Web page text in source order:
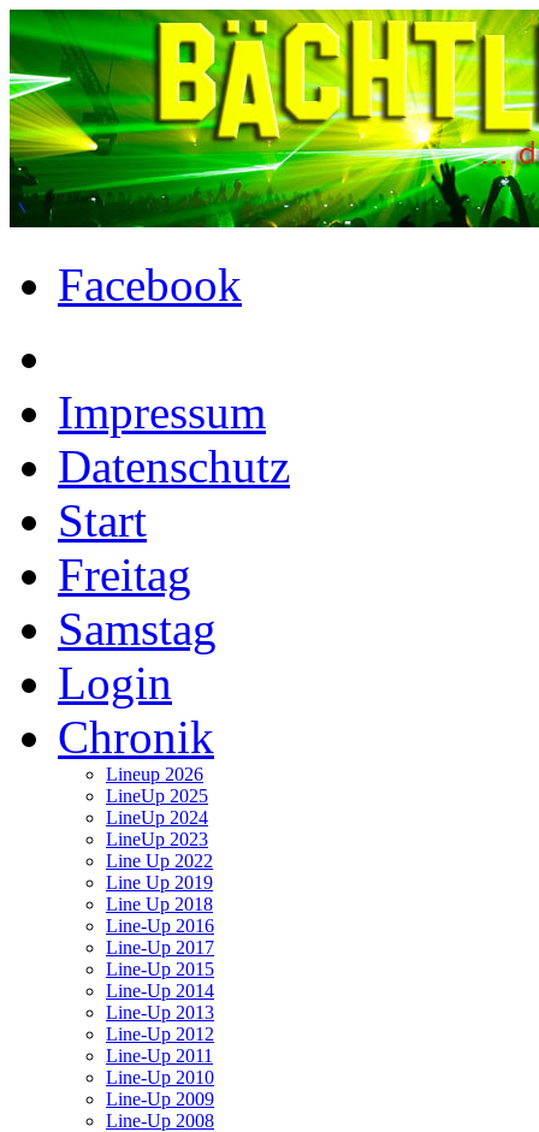
Facebook
Impressum
Datenschutz
Start
Freitag
Samstag
Login
Chronik
Lineup 2026
LineUp 2025
LineUp 2024
LineUp 2023
Line Up 2022
Line Up 2019
Line Up 2018
Line-Up 2016
Line-Up 2017
Line-Up 2015
Line-Up 2014
Line-Up 2013
Line-Up 2012
Line-Up 2011
Line-Up 2010
Line-Up 2009
Line-Up 2008